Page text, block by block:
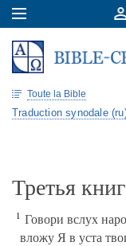
Toute la Bible
Traduction synodale
Третья
1 Говори вслух
вложу Я в уста